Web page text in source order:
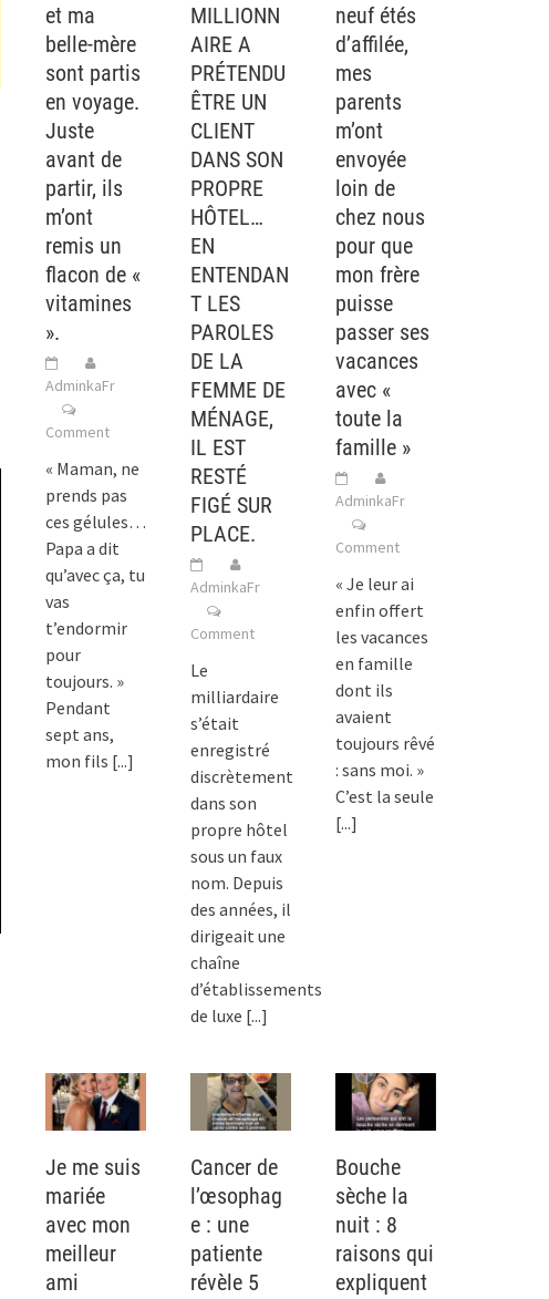
et ma
belle-mère
sont partis
en voyage.
Juste
avant de
partir, ils
m’ont
remis un
flacon de «
vitamines
».
AdminkaFr
Comment
« Maman, ne
prends pas
ces gélules…
Papa a dit
qu’avec ça, tu
vas
t’endormir
pour
toujours. »
Pendant
sept ans,
mon fils [...]
MILLIONN
AIRE A
PRÉTENDU
ÊTRE UN
CLIENT
DANS SON
PROPRE
HÔTEL…
EN
ENTENDAN
T LES
PAROLES
DE LA
FEMME DE
MÉNAGE,
IL EST
RESTÉ
FIGÉ SUR
PLACE.
AdminkaFr
Comment
Le
milliardaire
s’était
enregistré
discrètement
dans son
propre hôtel
sous un faux
nom. Depuis
des années, il
dirigeait une
chaîne
d’établissements
de luxe [...]
neuf étés
d’affilée,
mes
parents
m’ont
envoyée
loin de
chez nous
pour que
mon frère
puisse
passer ses
vacances
avec «
toute la
famille »
AdminkaFr
Comment
« Je leur ai
enfin offert
les vacances
en famille
dont ils
avaient
toujours rêvé
: sans moi. »
C’est la seule
[...]
Je me suis
mariée
avec mon
meilleur
ami
Cancer de
l’œsophag
e : une
patiente
révèle 5
Bouche
sèche la
nuit : 8
raisons qui
expliquent